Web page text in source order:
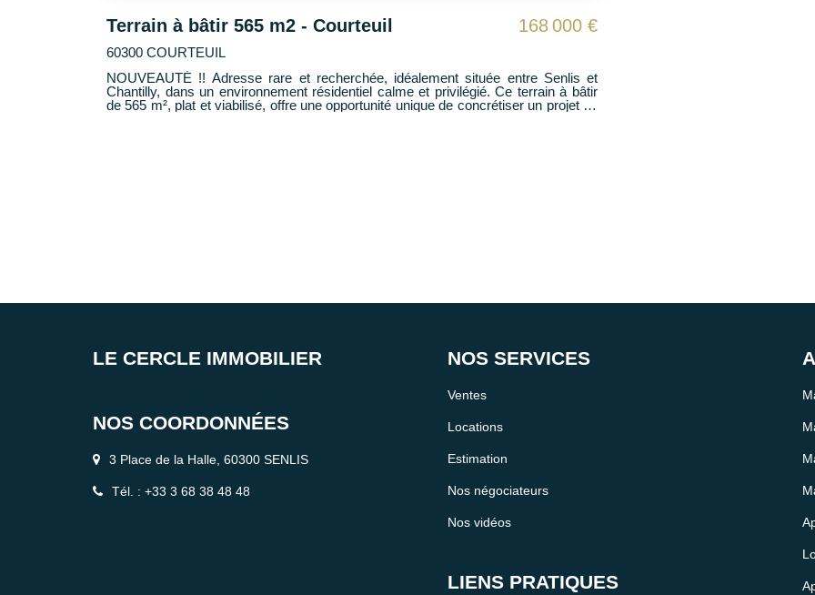
Terrain à bâtir 565 m2 - Courteuil 168 000 €
60300 COURTEUIL
NOUVEAUTÉ !! Adresse rare et recherchée, idéalement située entre Senlis et
Chantilly, dans un environnement résidentiel calme et privilégié. Ce terrain à bâtir
de 565 m², plat et viabilisé, offre une opportunité unique de concrétiser un projet de
LE CERCLE IMMOBILIER
NOS COORDONNÉES
3 Place de la Halle, 60300 SENLIS
Tél. : +33 3 68 38 48 48
NOS SERVICES
Ventes
Locations
Estimation
Nos négociateurs
Nos vidéos
LIENS PRATIQUES